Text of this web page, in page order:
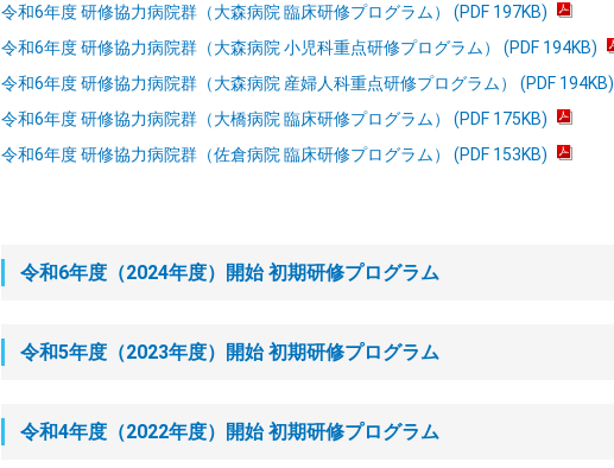
令和6年度 研修協力病院群（大森病院 臨床研修プログラム） (PDF 197KB)
令和6年度 研修協力病院群（大森病院 小児科重点研修プログラム） (PDF 194KB)
令和6年度 研修協力病院群（大森病院 産婦人科重点研修プログラム） (PDF 194KB)
令和6年度 研修協力病院群（大橋病院 臨床研修プログラム） (PDF 175KB)
令和6年度 研修協力病院群（佐倉病院 臨床研修プログラム） (PDF 153KB)
令和6年度（2024年度）開始 初期研修プログラム
令和5年度（2023年度）開始 初期研修プログラム
令和4年度（2022年度）開始 初期研修プログラム